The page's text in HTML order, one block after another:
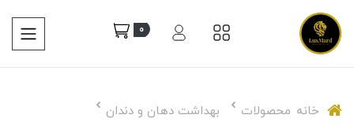
0
خانه محصولات
بهداشت دهان و دندان